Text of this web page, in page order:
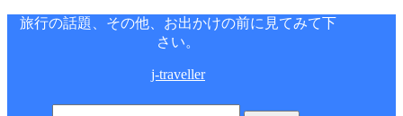
旅行の話題、その他、お出かけの前に見てみて下
さい。
j-traveller